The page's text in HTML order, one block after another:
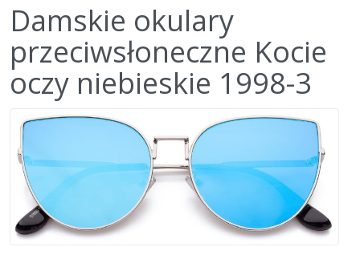
Damskie okulary
przeciwsłoneczne Kocie
oczy niebieskie 1998-3